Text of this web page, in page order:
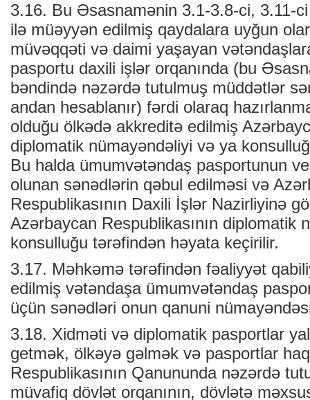
3.16. Bu Əsasnamənin 3.1-3.8-ci, 3.11-
ilə müəyyən edilmiş qaydalara uyğun
müvəqqəti və daimi yaşayan
pasportu daxili işlər orqanında (bu
bəndində nəzərdə tutulmuş müddətlər
andan hesablanır) fərdi olaraq
olduğu ölkədə akkreditə edilmiş
diplomatik nümayəndəliyi və ya
Bu halda ümumvətəndaş pasportunun
olunan sənədlərin qəbul edilməsi və
Respublikasının Daxili İşlər Nazirliyinə
Azərbaycan Respublikasının diplomatik
konsulluğu tərəfindən həyata keçirilir.
3.17. Məhkəmə tərəfindən fəaliyyət
edilmiş vətəndaşa ümumvətəndaş
üçün sənədləri onun qanuni
3.18. Xidməti və diplomatik pasportlar
getmək, ölkəyə gəlmək və pasportlar
Respublikasının Qanununda nəzərdə
müvafiq dövlət orqanının, dövlətə